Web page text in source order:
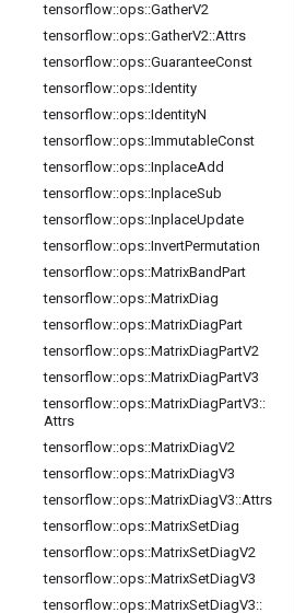
tensorflow::ops::GatherV2
tensorflow::ops::GatherV2::Attrs
tensorflow::ops::GuaranteeConst
tensorflow::ops::Identity
tensorflow::ops::IdentityN
tensorflow::ops::ImmutableConst
tensorflow::ops::InplaceAdd
tensorflow::ops::InplaceSub
tensorflow::ops::InplaceUpdate
tensorflow::ops::InvertPermutation
tensorflow::ops::MatrixBandPart
tensorflow::ops::MatrixDiag
tensorflow::ops::MatrixDiagPart
tensorflow::ops::MatrixDiagPartV2
tensorflow::ops::MatrixDiagPartV3
tensorflow::ops::MatrixDiagPartV3::
Attrs
tensorflow::ops::MatrixDiagV2
tensorflow::ops::MatrixDiagV3
tensorflow::ops::MatrixDiagV3::Attrs
tensorflow::ops::MatrixSetDiag
tensorflow::ops::MatrixSetDiagV2
tensorflow::ops::MatrixSetDiagV3
tensorflow::ops::MatrixSetDiagV3::